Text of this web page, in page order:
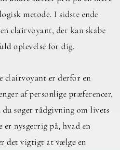
metode. I sidste ende
clairvoyant, der kan skabe
oplevelse for dig.
clairvoyant er derfor en
af personlige præferencer,
søger rådgivning om livets
nysgerrig på, hvad en
det vigtigt at vælge en